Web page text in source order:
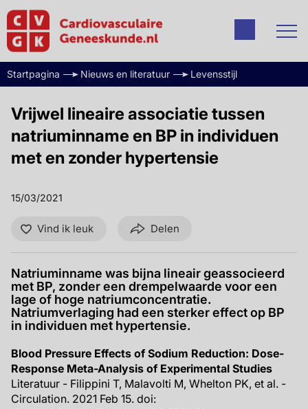
Startpagina Nieuws en literatuur Levensstijl
Vrijwel lineaire associatie tussen
natriuminname en BP in individuen
met en zonder hypertensie
15/03/2021
Vind ik leuk Delen
Natriuminname was bijna lineair geassocieerd
met BP, zonder een drempelwaarde voor een
lage of hoge natriumconcentratie.
Natriumverlaging had een sterker effect op BP
in individuen met hypertensie.
Blood Pressure Effects of Sodium Reduction: Dose-
Response Meta-Analysis of Experimental Studies
Literatuur - Filippini T, Malavolti M, Whelton PK, et al. -
Circulation. 2021 Feb 15. doi: